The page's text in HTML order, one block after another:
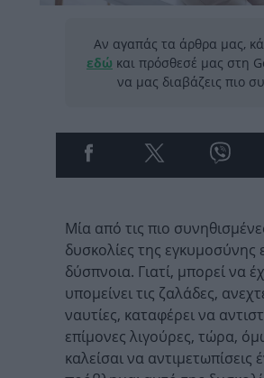
Αν αγαπάς τα άρθρα μας,
εδώ και πρόσθεσέ μας στη
να μας διαβάζεις πιο
Μία από τις πιο
δυσκολίες της εγκυμοσύνης
δύσπνοια. Γιατί, μπορεί να
υπομείνει τις ζαλάδες,
ναυτίες, καταφέρει να
επίμονες λιγούρες, τώρα,
καλείσαι να αντιμετωπίσεις